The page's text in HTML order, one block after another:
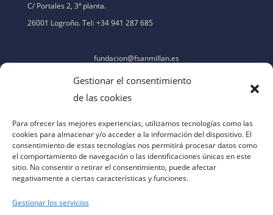
Gestionar el consentimiento
de las cookies
Para ofrecer las mejores experiencias, utilizamos tecnologías como las
cookies para almacenar y/o acceder a la información del dispositivo. El
consentimiento de estas tecnologías nos permitirá procesar datos como
el comportamiento de navegación o las identificaciones únicas en este
sitio. No consentir o retirar el consentimiento, puede afectar
negativamente a ciertas características y funciones.
Gestionar los servicios
C/ Portales 2, 3ª planta.
26001 Logroño. Tel: +34 941 287 685
fundacion@fsanmillan.es